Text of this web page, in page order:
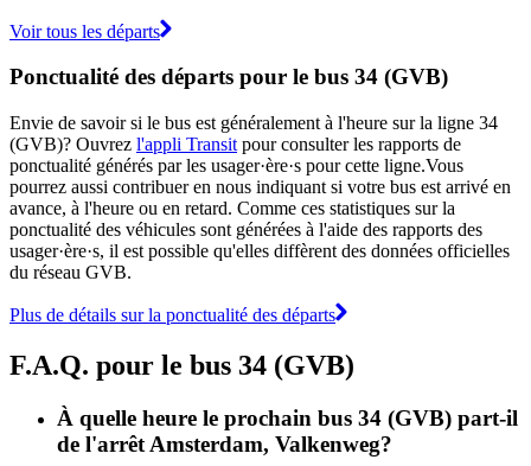
Voir tous les départs
Ponctualité des départs pour le bus 34 (GVB)
Envie de savoir si le bus est généralement à l'heure sur la ligne 34
(GVB)? Ouvrez l'appli Transit pour consulter les rapports de
ponctualité générés par les usager·ère·s pour cette ligne.Vous
pourrez aussi contribuer en nous indiquant si votre bus est arrivé en
avance, à l'heure ou en retard. Comme ces statistiques sur la
ponctualité des véhicules sont générées à l'aide des rapports des
usager·ère·s, il est possible qu'elles diffèrent des données officielles
du réseau GVB.
Plus de détails sur la ponctualité des départs
F.A.Q. pour le bus 34 (GVB)
À quelle heure le prochain bus 34 (GVB) part-il
de l'arrêt Amsterdam, Valkenweg?